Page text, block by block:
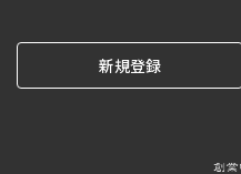
新規登録